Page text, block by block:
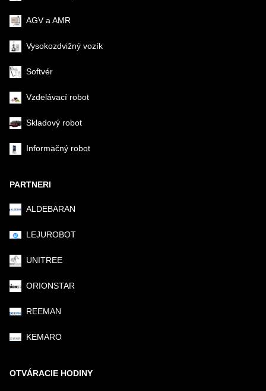
AGV a AMR
Vysokozdvižný vozík
Softvér
Vzdelávací robot
Skladový robot
Informačný robot
PARTNERI
ALDEBARAN
LEJUROBOT
UNITREE
ORIONSTAR
REEMAN
KEMARO
OTVÁRACIE HODINY